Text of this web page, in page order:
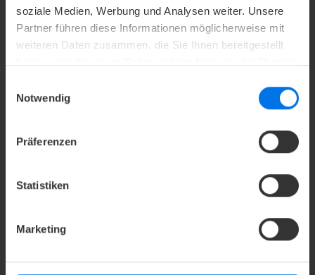
soziale Medien, Werbung und Analysen weiter. Unsere
Partner führen diese Informationen möglicherweise mit
weiteren Daten zusammen, die Sie Ihnen bereitgestellt
Notwendig
Präferenzen
Statistiken
Marketing
FREIZEIT & KULTUR